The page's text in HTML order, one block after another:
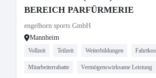
BEREICH PARFÜRMERIE
engelhorn sports GmbH
Mannheim
Vollzeit Teilzeit Weiterbildungen
Mitarbeiterrabatte Vermögenswirksame Leistung